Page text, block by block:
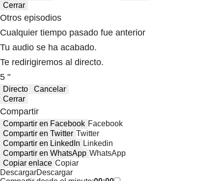
Cerrar
Otros episodios
Cualquier tiempo pasado fue anterior
Tu audio se ha acabado.
Te redirigiremos al directo.
5 "
Directo
Cancelar
Cerrar
Compartir
Compartir en Facebook Facebook
Compartir en Twitter Twitter
Compartir en LinkedIn Linkedin
Compartir en WhatsApp WhatsApp
Copiar enlace Copiar
DescargarDescargar